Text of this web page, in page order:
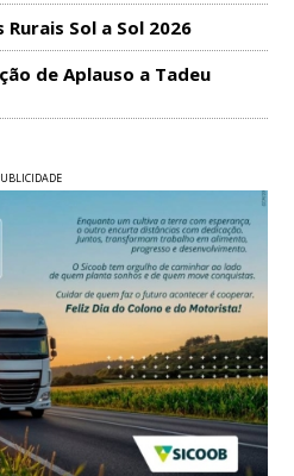
Sol a Sol 2026
de Aplauso a Tadeu